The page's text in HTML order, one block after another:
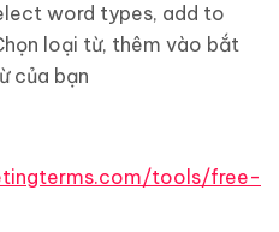
word types, add to
loại từ, thêm vào bắt
của bạn
tools/free-